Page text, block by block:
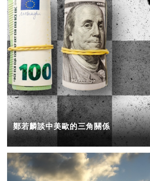
鄭若麟談中美歐的三角關係